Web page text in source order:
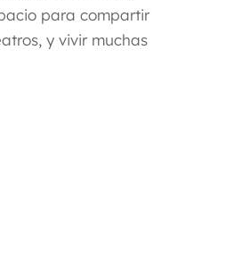
para compartir
y vivir muchas